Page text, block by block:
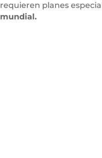
requieren planes
mundial.